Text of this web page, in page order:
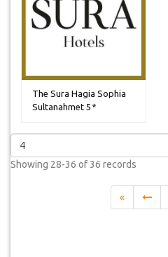
The Sura Hagia Sophia
Sultanahmet 5*
Showing 28-36 of 36 records
«